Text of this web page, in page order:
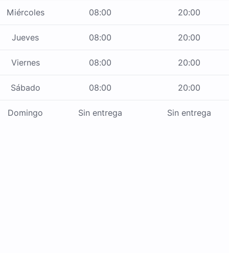
Miércoles 08:00 20:00
Jueves 08:00 20:00
Viernes 08:00 20:00
Sábado 08:00 20:00
Domingo Sin entrega Sin entrega